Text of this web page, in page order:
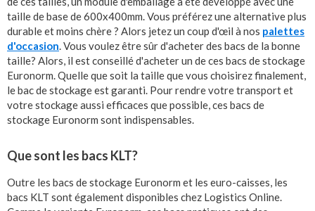
taille de base de 600x400mm. Vous préférez une alternative plus
durable et moins chère ? Alors jetez un coup d'œil à nos palettes
d'occasion . Vous voulez être sûr d'acheter des bacs de la bonne
taille? Alors, il est conseillé d'acheter un de ces bacs de stockage
Euronorm. Quelle que soit la taille que vous choisirez finalement,
le bac de stockage est garanti. Pour rendre votre transport et
votre stockage aussi efficaces que possible, ces bacs de
stockage Euronorm sont indispensables.
Que sont les bacs KLT?
Outre les bacs de stockage Euronorm et les euro-caisses, les
bacs KLT sont également disponibles chez Logistics Online.